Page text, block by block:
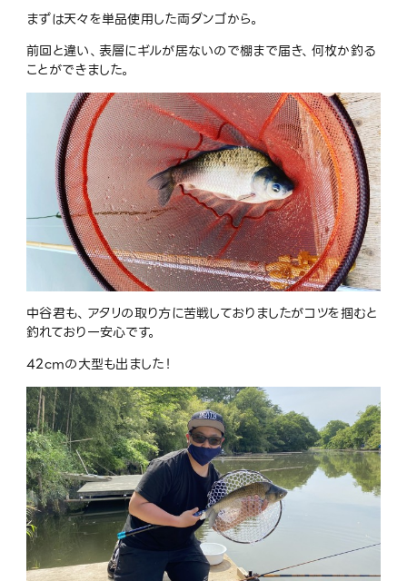
まずは天々を単品使用した両ダンゴから。
前回と違い、表層にギルが居ないので棚まで届き、何枚か釣る
ことができました。
中谷君も、アタリの取り方に苦戦しておりましたがコツを掴むと
釣れており一安心です。
42cmの大型も出ました！